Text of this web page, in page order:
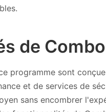
de
programme sont
et de services de
sans encombrer